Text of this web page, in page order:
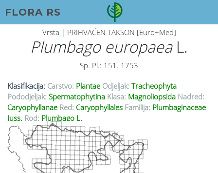
FLORA RS
Vrsta | PRIHVAĆEN TAKSON [Euro+Med]
Plumbago europaeaL.
Sp. Pl.: 151. 1753
Klasifikacija: Carstvo: Plantae Odjeljak: Tracheophyta
Pododjeljak: Spermatophytina Klasa: Magnoliopsida Nadred:
Caryophyllanae Red: Caryophyllales Familija: Plumbaginaceae
Juss. Rod: Plumbago L.